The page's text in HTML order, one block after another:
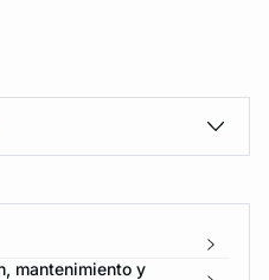
mantenimiento y